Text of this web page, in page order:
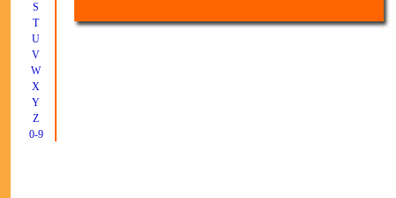
S
T
U
V
W
X
Y
Z
0-9